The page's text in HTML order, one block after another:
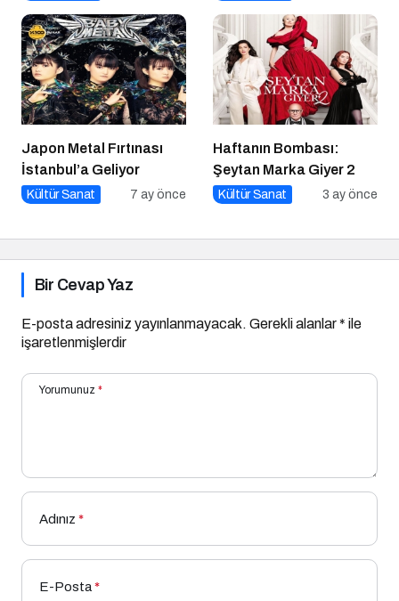
Japon Metal Fırtınası
İstanbul’a Geliyor
Kültür Sanat 7 ay önce
Haftanın Bombası:
Şeytan Marka Giyer 2
Kültür Sanat 3 ay önce
Bir Cevap Yaz
E-posta adresiniz yayınlanmayacak. Gerekli alanlar* ile
işaretlenmişlerdir
Yorumunuz *
Adınız *
E-Posta*